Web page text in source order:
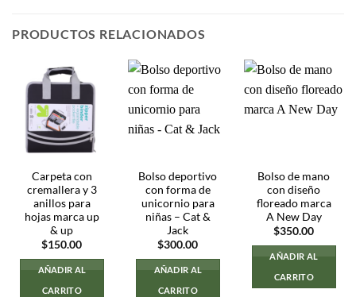
PRODUCTOS RELACIONADOS
Carpeta con
cremallera y 3
anillos para
hojas marca up
& up
$150.00
AÑADIR AL
CARRITO
Bolso deportivo
con forma de
unicornio para
niñas – Cat &
Jack
$300.00
AÑADIR AL
CARRITO
Bolso de mano
con diseño
floreado marca
A New Day
$350.00
AÑADIR AL
CARRITO